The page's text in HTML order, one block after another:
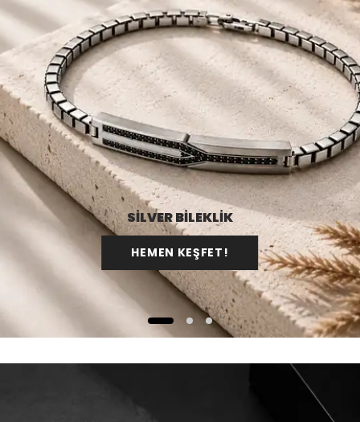
SİLVER BİLEKLİK
HEMEN KEŞFET!